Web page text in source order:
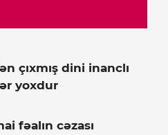
çıxmış dini inanclı
yoxdur
fəalın cəzası